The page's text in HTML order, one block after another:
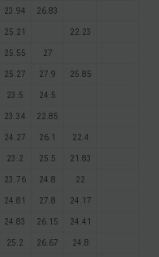
23.94 26.83
25.21 22.23
25.55 27
25.27 27.9 25.85
23.5 24.5
23.34 22.85
24.27 26.1 22.4
23.2 25.5 21.83
23.76 24.8 22
24.81 27.8 24.17
24.83 26.15 24.41
25.2 26.67 24.8